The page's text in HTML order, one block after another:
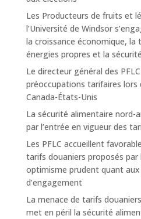
Les Producteurs de fruits et
l’Université de Windsor
la croissance économique, la
énergies propres et la
Le directeur général des
préoccupations tarifaires
Canada-États-Unis
La sécurité alimentaire nord-
par l’entrée en vigueur des
Les PFLC accueillent
tarifs douaniers proposés par
optimisme prudent quant
d’engagement
La menace de tarifs
met en péril la sécurité